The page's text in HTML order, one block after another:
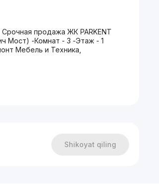
продажа ЖК PARKENT
Мост) -Комнат - 3 -Этаж - 1
Мебель и Техника,
Shikoyat qiling